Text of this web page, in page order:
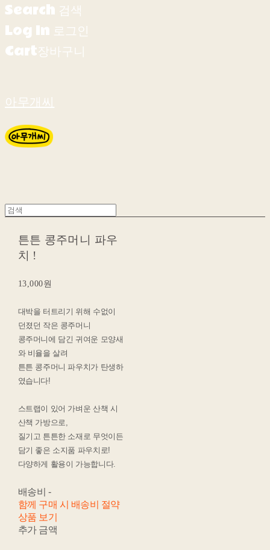
Search 검색
Log In 로그인
Cart장바구니
아무개씨
튼튼 콩주머니 파우
치 !
13,000원
대박을 터트리기 위해 수없이
던졌던 작은 콩주머니
콩주머니에 담긴 귀여운 모양새
와 비율을 살려
튼튼 콩주머니 파우치가 탄생하
였습니다!
스트랩이 있어 가벼운 산책 시
산책 가방으로,
질기고 튼튼한 소재로 무엇이든
담기 좋은 소지품 파우치로!
다양하게 활용이 가능합니다.
배송비 -
함께 구매 시 배송비 절약
상품 보기
추가 금액